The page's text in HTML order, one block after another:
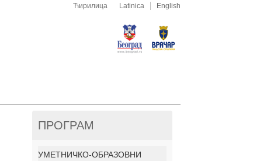
Ћирилица Latinica English
ПРОГРАМ
УМЕТНИЧКО-ОБРАЗОВНИ